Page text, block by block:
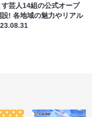
芸⼈14組の公式オープ
! 各地域の魅⼒やリアル